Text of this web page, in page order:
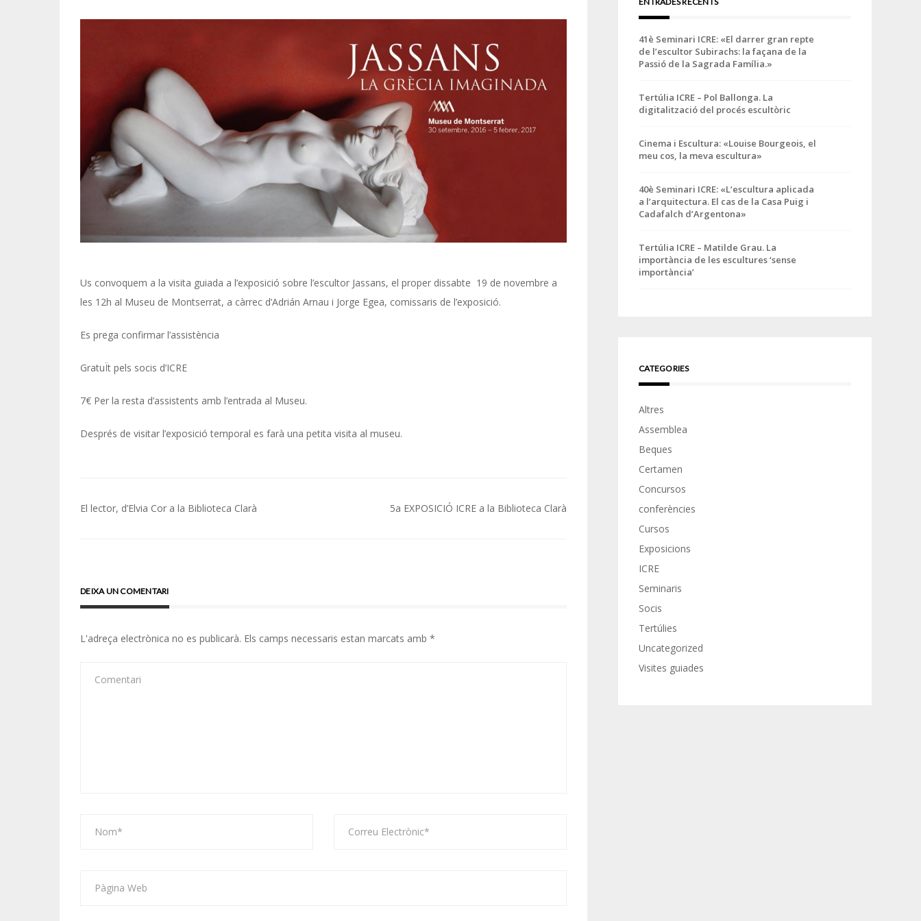
Us convoquem a la visita guiada a l’exposició sobre l’escultor Jassans, el proper dissabte 19 de novembre a
les 12h al Museu de Montserrat, a càrrec d’Adrián Arnau i Jorge Egea, comissaris de l’exposició.
Es prega confirmar l’assistència
GratuÏt pels socis d’ICRE
7€ Per la resta d’assistents amb l’entrada al Museu.
Després de visitar l’exposició temporal es farà una petita visita al museu.
Navegació
El lector, d’Elvia Cor a la Biblioteca Clarà 5a EXPOSICIÓ ICRE a la Biblioteca Clarà
DEIXA UN COMENTARI
L'adreça electrònica no es publicarà. Els camps necessaris estan marcats amb *
41è Seminari ICRE: «El darrer gran repte
de l’escultor Subirachs: la façana de la
Passió de la Sagrada Família.»
Tertúlia ICRE – Pol Ballonga. La
digitalització del procés escultòric
Cinema i Escultura: «Louise Bourgeois, el
meu cos, la meva escultura»
40è Seminari ICRE: «L’escultura aplicada
a l’arquitectura. El cas de la Casa Puig i
Cadafalch d’Argentona»
Tertúlia ICRE – Matilde Grau. La
importància de les escultures ‘sense
importància’
CATEGORIES
Altres
Assemblea
Beques
Certamen
Concursos
conferències
Cursos
Exposicions
ICRE
Seminaris
Socis
Tertúlies
Uncategorized
Visites guiades